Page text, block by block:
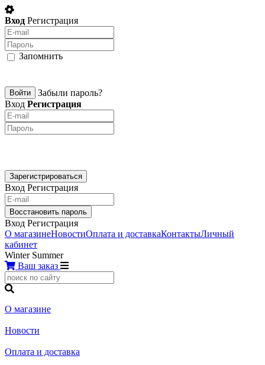
Вход Регистрация
Запомнить
Забыли пароль?
Вход Регистрация
Вход Регистрация
Вход Регистрация
О магазинеНовостиОплата и доставкаКонтактыЛичный
кабинет
Winter Summer
Ваш заказ
О магазине
Новости
Оплата и доставка